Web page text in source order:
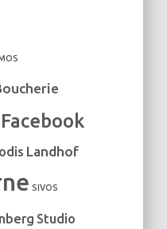
Facebook
Landhof
SIVOS
Studio